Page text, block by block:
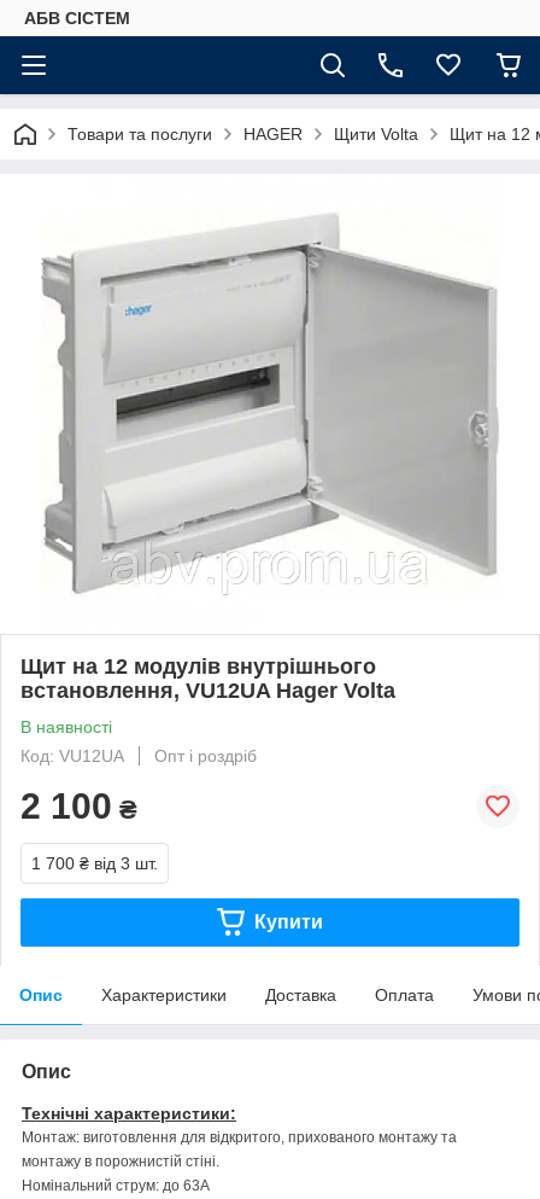
АБВ СІСТЕМ
Товари та послуги HAGER Щити Volta Щит на 12
Щит на 12 модулів внутрішнього
встановлення, VU12UA Hager Volta
В наявності
Код: VU12UA
Опт і роздріб
2 100 ₴
1 700 ₴ від 3 шт.
Купити
Опис Характеристики Доставка Оплата Умови
Опис
Технічні характеристики:
Монтаж: виготовлення для відкритого, прихованого монтажу та
монтажу в порожнистій стіні.
Номінальний струм: до 63А